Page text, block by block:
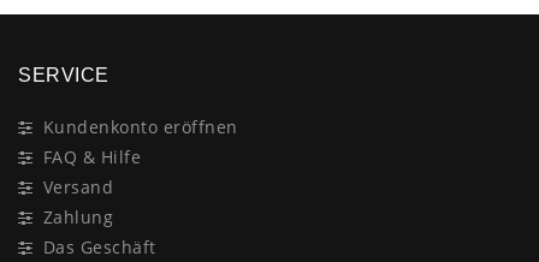
SERVICE
Kundenkonto eröffnen
FAQ & Hilfe
Versand
Zahlung
Das Geschäft